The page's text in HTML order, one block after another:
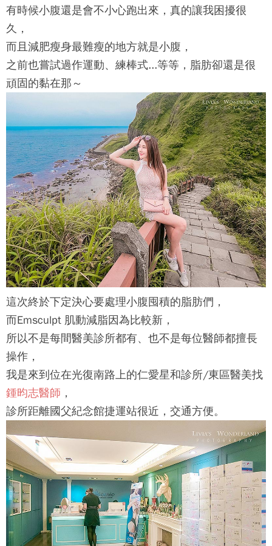
有時候小腹還是會不小心跑出來，真的讓我困擾很
久，
而且減肥瘦身最難瘦的地方就是小腹，
之前也嘗試過作運動、練棒式...等等，脂肪卻還是很
頑固的黏在那～
這次終於下定決心要處理小腹囤積的脂肪們，
而Emsculpt 肌動減脂因為比較新，
所以不是每間醫美診所都有、也不是每位醫師都擅長
操作，
我是來到位在光復南路上的仁愛星和診所/東區醫美找
鍾昀志醫師 ，
診所距離國父紀念館捷運站很近，交通方便。